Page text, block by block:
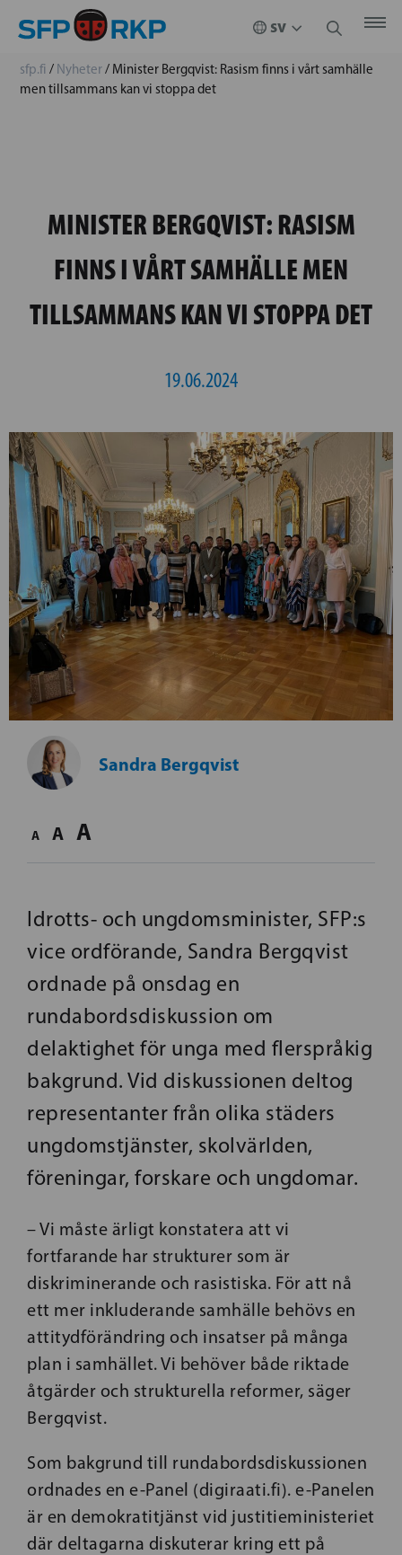
sfp.fi / Nyheter/ Minister Bergqvist: Rasism finns i vårt samhälle
men tillsammans kan vi stoppa det
MINISTER BERGQVIST: RASISM
FINNS I VÅRT SAMHÄLLE MEN
TILLSAMMANS KAN VI STOPPA DET
19.06.2024
Sandra Bergqvist
A A A
Idrotts- och ungdomsminister, SFP:s
vice ordförande, Sandra Bergqvist
ordnade på onsdag en
rundabordsdiskussion om
delaktighet för unga med flerspråkig
bakgrund. Vid diskussionen deltog
representanter från olika städers
ungdomstjänster, skolvärlden,
föreningar, forskare och ungdomar.
– Vi måste ärligt konstatera att vi
fortfarande har strukturer som är
diskriminerande och rasistiska. För att nå
ett mer inkluderande samhälle behövs en
attitydförändring och insatser på många
plan i samhället. Vi behöver både riktade
åtgärder och strukturella reformer, säger
Bergqvist.
Som bakgrund till rundabordsdiskussionen
ordnades en e-Panel (digiraati.fi). e-Panelen
är en demokratitjänst vid justitieministeriet
där deltagarna diskuterar kring ett på